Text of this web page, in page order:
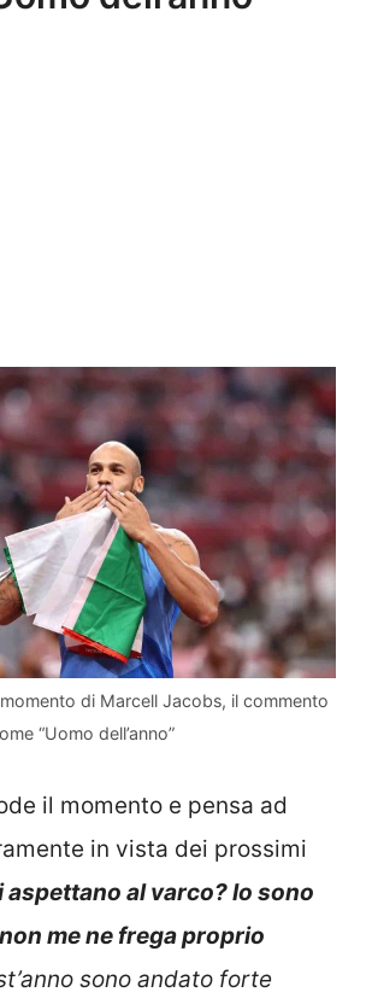
di Marcell Jacobs, il commento
“Uomo dell’anno”
il momento e pensa ad
in vista dei prossimi
aspettano al varco? Io sono
me ne frega proprio
sono andato forte